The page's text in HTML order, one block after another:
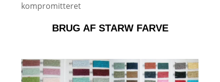
kompromitteret
BRUG AF STARW FARVE